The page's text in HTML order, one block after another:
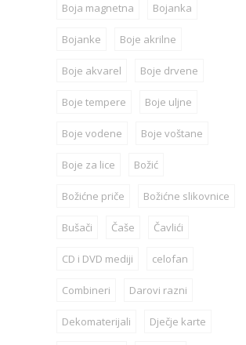
Boja magnetna Bojanka
Bojanke Boje akrilne
Boje akvarel Boje drvene
Boje tempere Boje uljne
Boje vodene Boje voštane
Boje za lice Božić
Božićne priče Božićne slikovnice
Bušači Čaše Čavlići
CD i DVD mediji celofan
Combineri Darovi razni
Dekomaterijali Dječje karte